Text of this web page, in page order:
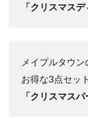
「クリスマス
メイプルタウ
お得な3点セット
「クリスマス